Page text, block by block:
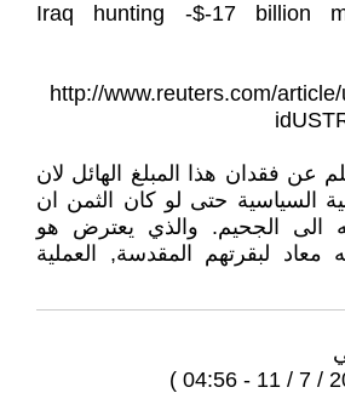
Iraq hunting -$-17 billion
http://www.reuters.com/
عن فقدان هذا المبلغ الهائل لان
السياسية حتى لو كان الثمن ان
الى الجحيم. والذي يعترض هو
معاد لبقرتهم المقدسة, العملية